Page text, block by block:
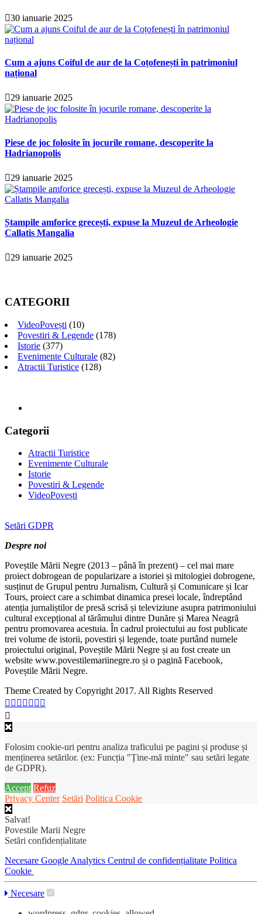
30 ianuarie 2025
Cum a ajuns Coiful de aur de la Coțofenești în patrimoniul
național
29 ianuarie 2025
Piese de joc folosite în jocurile romane, descoperite la
Hadrianopolis
29 ianuarie 2025
Ștampile amforice grecești, expuse la Muzeul de Arheologie
Callatis Mangalia
29 ianuarie 2025
CATEGORII
VideoPovești (10)
Povestiri & Legende (178)
Istorie (377)
Evenimente Culturale (82)
Atractii Turistice (128)
Categorii
Atractii Turistice
Evenimente Culturale
Istorie
Povestiri & Legende
VideoPovești
Setări GDPR
Despre noi
Poveștile Mării Negre (2013 – până în prezent) – cel mai mare
proiect dobrogean de popularizare a istoriei și mitologiei dobrogene,
susținut de Grupul pentru Jurnalism, Cultură și Comunicare și Icar
Tours, proiect care a schimbat dinamica presei locale, îndreptând
atenția jurnaliștilor de presă scrisă și televiziune asupra patrimoniului
cultural excepțional al tărâmului dintre Dunăre și Marea Neagră
pentru promovarea acestuia. În cadrul proiectului au fost publicate
trei volume de istorii, povestiri și legende, toate purtând numele
proiectului original, Poveștile Mării Negre și au fost create un
website www.povestilemariinegre.ro și o pagină Facebook,
Poveștile Mării Negre.
Theme Created by Copyright 2017. All Rights Reserved
Folosim cookie-uri pentru analiza traficului pe pagini și produse și
menținerea setărilor. (ex: Funcția "Ține-mă minte" sau setări legate
de GDPR).
Accept Refuz
Privacy Center Setări Politica Cookie
Salvat!
Povestile Marii Negre
Setări confidențialitate
Necesare Google Analytics Centrul de confidențialitate Politica
Cookie
Necesare